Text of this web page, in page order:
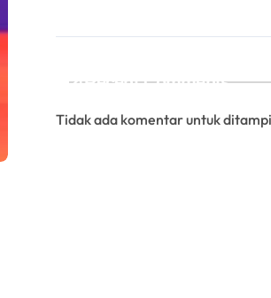
Recent Comments
Tidak ada komentar untuk